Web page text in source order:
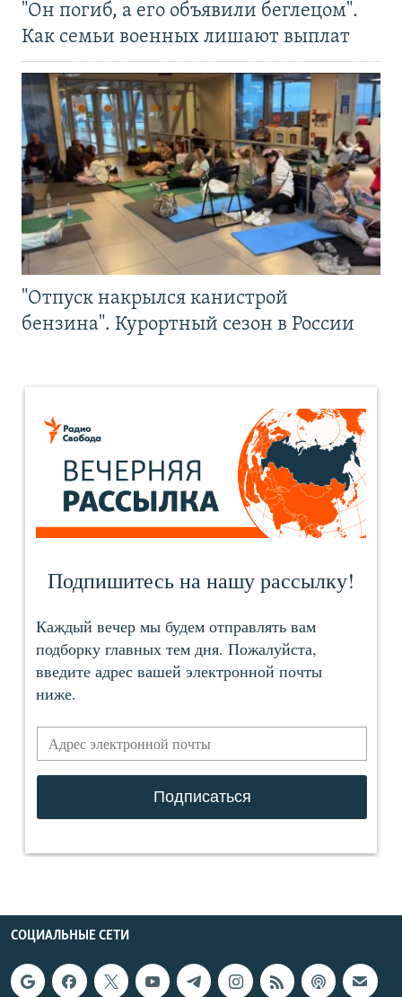
"Он погиб, а его объявили беглецом".
Как семьи военных лишают выплат
"Отпуск накрылся канистрой
бензина". Курортный сезон в России
СОЦИАЛЬНЫЕ СЕТИ